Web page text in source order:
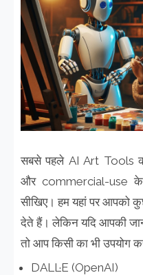
सबसे पहले AI Art Tools
और commercial-use के
सीखिए। हम यहां पर आपको
देते हैं। लेकिन यदि आपकी
तो आप किसी का भी उपयोग
DALL·E (OpenAI)